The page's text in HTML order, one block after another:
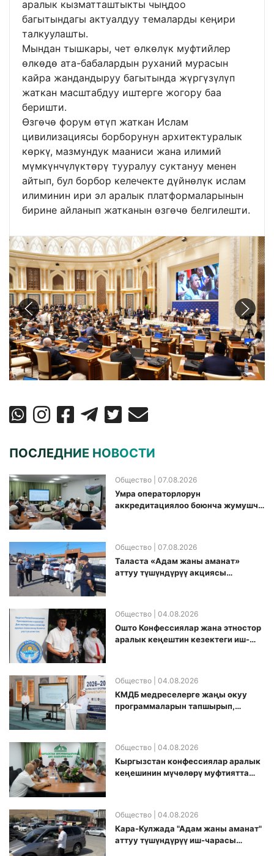
аралык кызматташтыкты чыңдоо
багытындагы актуалдуу темаларды кеңири
талкуулашты.
Мындан тышкары, чет өлкөлүк муфтийлер
өлкөдө ата-бабалардын руханий мурасын
кайра жандандыруу багытында жүргүзүлүп
жаткан масштабдуу иштерге жогору баа
беришти.
Өзгөчө форум өтүп жаткан Ислам
цивилизациясы борборунун архитектуралык
көркү, мазмундук мааниси жана илимий
мүмкүнчүлүктөрү тууралуу суктануу менен
айтып, бул борбор келечекте дүйнөлүк ислам
илиминин ири эл аралык платформаларынын
бирине айланып жатканын өзгөчө белгилешти.
ПОСЛЕДНИЕ НОВОСТИ
Общество | 07.08.2026
Умра операторлорун
аккредитациялоо боюнча жумушчу
Общество | 07.08.2026
Таласта «Адам жаны аманат»
аттуу түшүндүрүү акциясы
Общество | 04.08.2026
Ошто Конфессиялар жана этностор
аралык кеңештин кезектеги иш-
Общество | 04.08.2026
КМДБ медреселерге жаңы окуу
программаларын тапшырып,
Общество | 04.08.2026
Кыргызстан конфессиялар аралык
кеӊешинин мүчөлөрү муфтиятта
Общество | 04.08.2026
Кара-Кулжада "Адам жаны аманат"
аттуу түшүндүрүү иш-чарасы